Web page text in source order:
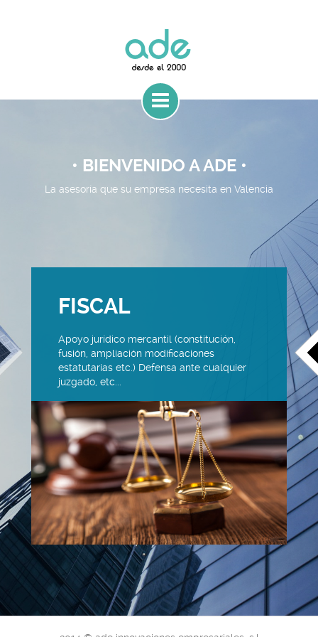
• BIENVENIDO A ADE •
La asesoría que su empresa necesita en Valencia
FISCAL
Apoyo jurídico mercantil (constitución,
fusión, ampliación modificaciones
estatutarias etc.) Defensa ante cualquier
juzgado, etc...